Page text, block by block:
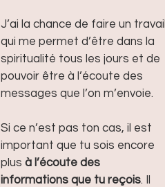
J’ai la chance de faire un travail
qui me permet d’être dans la
spiritualité tous les jours et de
pouvoir être à l’écoute des
messages que l’on m’envoie.
Si ce n’est pas ton cas, il est
important que tu sois encore
plus à l’écoute des
informations que tu reçois. Il